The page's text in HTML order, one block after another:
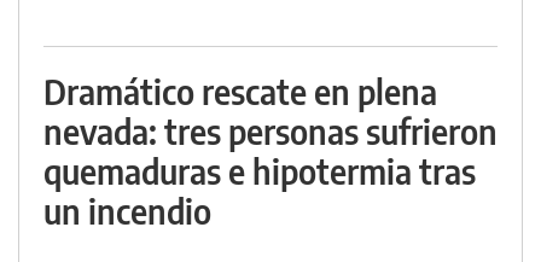
Dramático rescate en plena
nevada: tres personas sufrieron
quemaduras e hipotermia tras
un incendio